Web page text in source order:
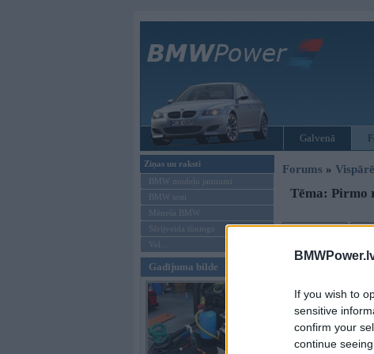
If you wish to
sensitive
confirm your
continue
Galvenā
Ziņas un raksti
BMW modeļu jaunumi
BMW testi
Mēneša BMW
Sērijveida tūnings
Vel...
Gadījuma bilde
Forums »
Tēma: Pirmo
Autors